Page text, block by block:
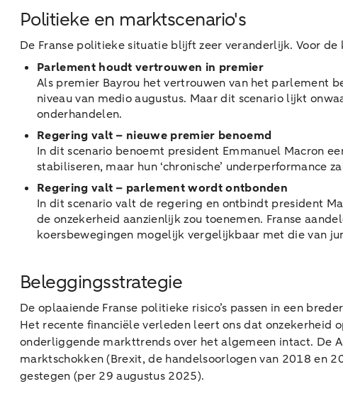
Politieke en marktscenario's
De Franse politieke situatie blijft zeer veranderlijk. Voor
Parlement houdt vertrouwen in premier
Als premier Bayrou het vertrouwen van het parlement
niveau van medio augustus. Maar dit scenario lijkt
onderhandelen.
Regering valt – nieuwe premier benoemd
In dit scenario benoemt president Emmanuel Macron
stabiliseren, maar hun ‘chronische’ underperformance
Regering valt – parlement wordt ontbonden
In dit scenario valt de regering en ontbindt president
de onzekerheid aanzienlijk zou toenemen. Franse
koersbewegingen mogelijk vergelijkbaar met die van
Beleggingsstrategie
De oplaaiende Franse politieke risico’s passen in een
Het recente financiële verleden leert ons dat
onderliggende markttrends over het algemeen intact. De
marktschokken (Brexit, de handelsoorlogen van 2018 en
gestegen (per 29 augustus 2025).